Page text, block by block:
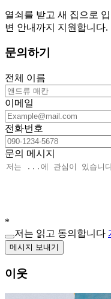
열쇠를 받고 새 집으로
변 안내까지 지원합니다.
문의하기
전체 이름
이메일
전화번호
문의 메시지
*
저는 읽고 동의합니다
메시지 보내기
이웃